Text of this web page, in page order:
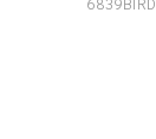
6839BIRD